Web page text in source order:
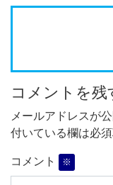
コメントを残
メールアドレスが
付いている欄は必
コメント ※